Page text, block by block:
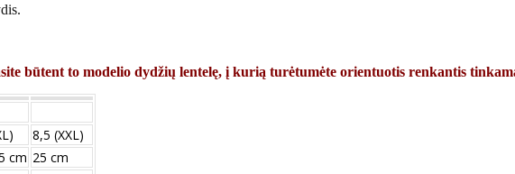
būtent to modelio dydžių lentelę, į kurią turėtumėte orientuotis renkantis
8,5 (XXL)
cm 25 cm